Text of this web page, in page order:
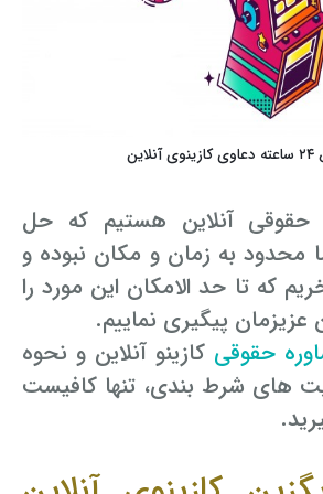
حقوقی آنلاین هستیم که حل
محدود به زمان و مکان نبوده و
که تا حد الامکان این مورد را
عزیزمان پیگیری نماییم.
حقوقی کازینو آنلاین و نحوه
های شرط بندی، تنها کافیست